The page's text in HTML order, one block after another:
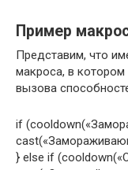
Пример
Представим, что
макроса, в
вызова
if
} else if